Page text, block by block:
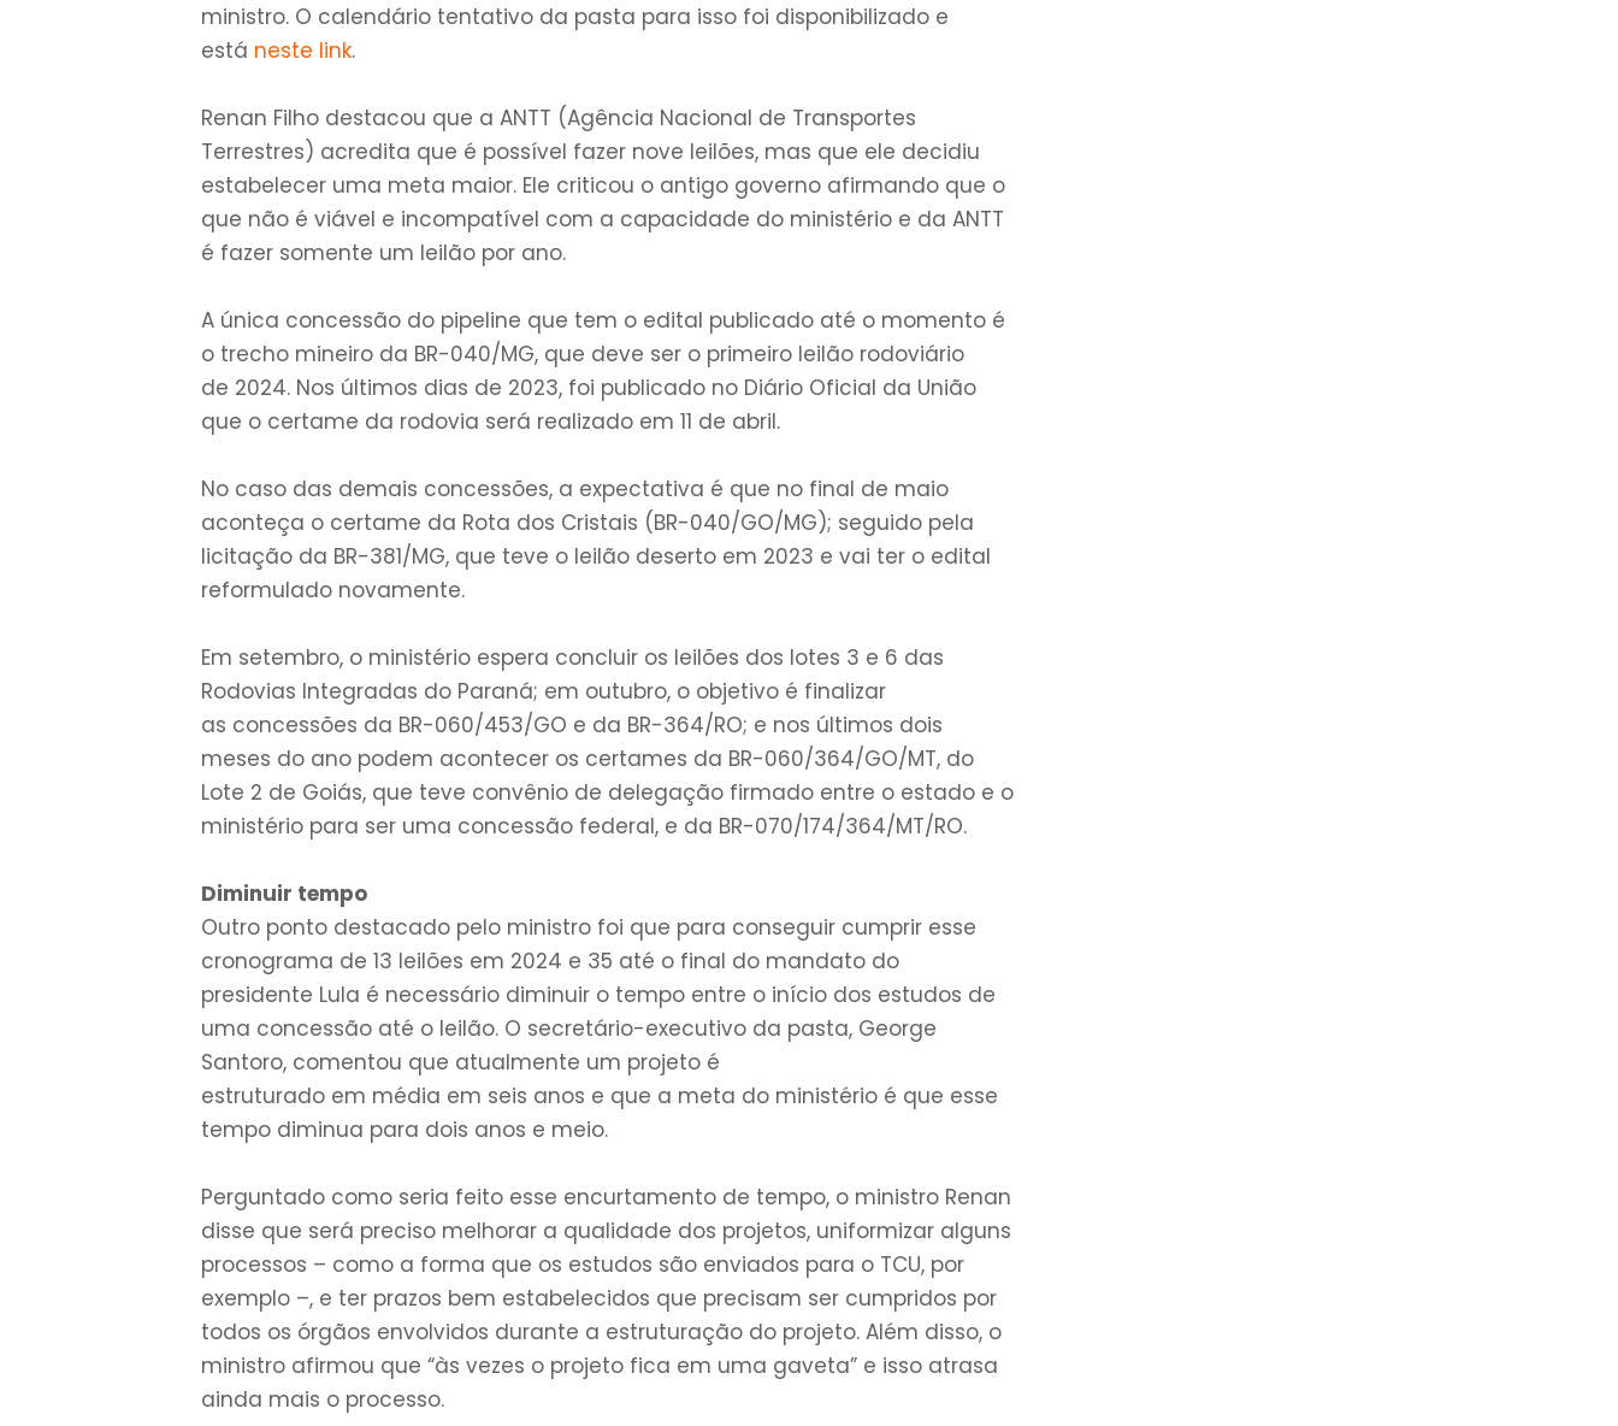
ministro. O calendário tentativo da pasta para isso foi disponibilizado e
está neste link.
Renan Filho destacou que a ANTT (Agência Nacional de Transportes
Terrestres) acredita que é possível fazer nove leilões, mas que ele decidiu
estabelecer uma meta maior. Ele criticou o antigo governo afirmando que o
que não é viável e incompatível com a capacidade do ministério e da ANTT
é fazer somente um leilão por ano.
A única concessão do pipeline que tem o edital publicado até o momento é
o trecho mineiro da BR-040/MG, que deve ser o primeiro leilão rodoviário
de 2024. Nos últimos dias de 2023, foi publicado no Diário Oficial da União
que o certame da rodovia será realizado em 11 de abril.
No caso das demais concessões, a expectativa é que no final de maio
aconteça o certame da Rota dos Cristais (BR-040/GO/MG); seguido pela
licitação da BR-381/MG, que teve o leilão deserto em 2023 e vai ter o edital
reformulado novamente.
Em setembro, o ministério espera concluir os leilões dos lotes 3 e 6 das
Rodovias Integradas do Paraná; em outubro, o objetivo é finalizar
as concessões da BR-060/453/GO e da BR-364/RO; e nos últimos dois
meses do ano podem acontecer os certames da BR-060/364/GO/MT, do
Lote 2 de Goiás, que teve convênio de delegação firmado entre o estado e o
ministério para ser uma concessão federal, e da BR-070/174/364/MT/RO.
Diminuir tempo
Outro ponto destacado pelo ministro foi que para conseguir cumprir esse
cronograma de 13 leilões em 2024 e 35 até o final do mandato do
presidente Lula é necessário diminuir o tempo entre o início dos estudos de
uma concessão até o leilão. O secretário-executivo da pasta, George
Santoro, comentou que atualmente um projeto é
estruturado em média em seis anos e que a meta do ministério é que esse
tempo diminua para dois anos e meio.
Perguntado como seria feito esse encurtamento de tempo, o ministro Renan
disse que será preciso melhorar a qualidade dos projetos, uniformizar alguns
processos – como a forma que os estudos são enviados para o TCU, por
exemplo –, e ter prazos bem estabelecidos que precisam ser cumpridos por
todos os órgãos envolvidos durante a estruturação do projeto. Além disso, o
ministro afirmou que “às vezes o projeto fica em uma gaveta” e isso atrasa
ainda mais o processo.